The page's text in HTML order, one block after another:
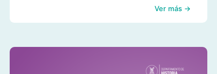
Ver más →